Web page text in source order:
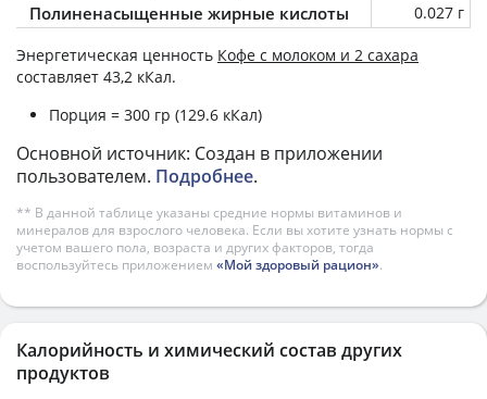
Полиненасыщенные жирные кислоты 0.027 г
Энергетическая ценность Кофе с молоком и 2 сахара
составляет 43,2 кКал.
Порция = 300 гр (129.6 кКал)
Основной источник: Создан в приложении
пользователем. Подробнее.
** В данной таблице указаны средние нормы витаминов и
минералов для взрослого человека. Если вы хотите узнать нормы с
учетом вашего пола, возраста и других факторов, тогда
воспользуйтесь приложением «Мой здоровый рацион».
Калорийность и химический состав других
продуктов